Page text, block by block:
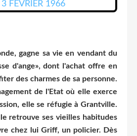
gagne sa vie en vendant du
d'ange», dont l'achat offre en
des charmes de sa personne.
de l'Etat où elle exerce
elle se réfugie à Grantville.
retrouve ses vieilles habitudes
chez lui Griff, un policier. Dès